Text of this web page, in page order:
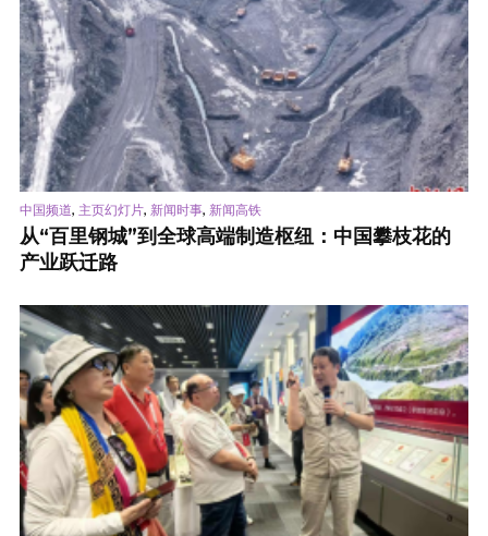
中国频道, 主页幻灯片, 新闻时事, 新闻高铁
从“百里钢城”到全球高端制造枢纽：中国攀枝花的
产业跃迁路